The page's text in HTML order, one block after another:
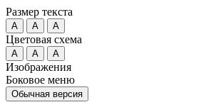
Размер текста
A A A
Цветовая схема
A A A
Изображения
Боковое меню
Обычная версия